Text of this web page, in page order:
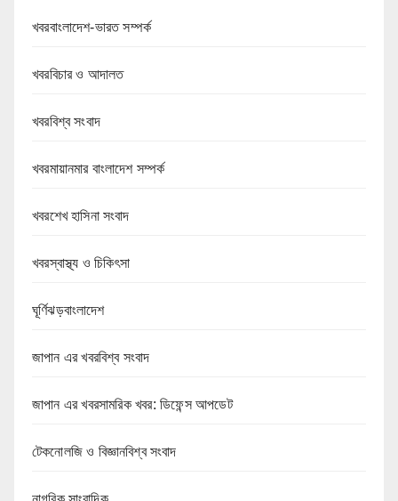
খবরবাংলাদেশ-ভারত সম্পর্ক
খবরবিচার ও আদালত
খবরবিশ্ব সংবাদ
খবরমায়ানমার বাংলাদেশ সম্পর্ক
খবরশেখ হাসিনা সংবাদ
খবরস্বাস্থ্য ও চিকিৎসা
ঘূর্ণিঝড়বাংলাদেশ
জাপান এর খবরবিশ্ব সংবাদ
জাপান এর খবরসামরিক খবর: ডিফেন্স আপডেট
টেকনোলজি ও বিজ্ঞানবিশ্ব সংবাদ